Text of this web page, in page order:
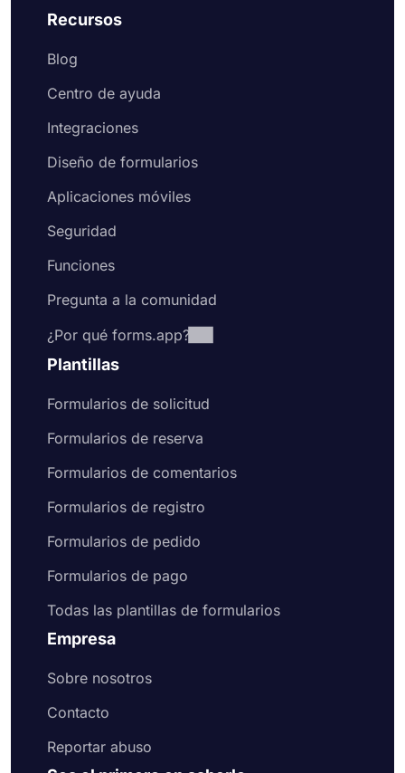
Recursos
Blog
Centro de ayuda
Integraciones
Diseño de formularios
Aplicaciones móviles
Seguridad
Funciones
Pregunta a la comunidad
¿Por qué forms.app?
Plantillas
Formularios de solicitud
Formularios de reserva
Formularios de comentarios
Formularios de registro
Formularios de pedido
Formularios de pago
Todas las plantillas de formularios
Empresa
Sobre nosotros
Contacto
Reportar abuso